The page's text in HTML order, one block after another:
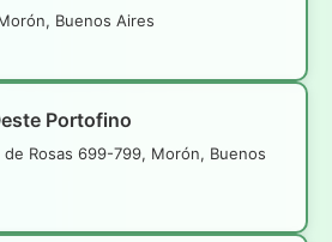
Buenos Aires
Portofino
de Rosas 699-799, Morón, Buenos